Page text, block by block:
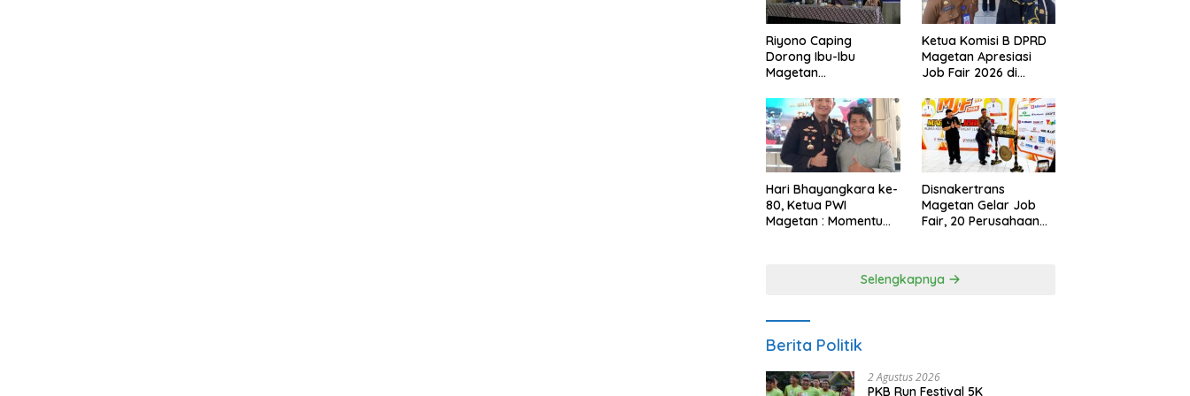
Riyono Caping
Dorong Ibu-Ibu
Magetan
Ikan, Perkuat Budaya
Gemar Makan Ikan
Ketua Komisi B DPRD
Magetan Apresiasi
Job Fair 2026 di
Anggaran
Hari Bhayangkara ke-
80, Ketua PWI
Magetan : Momentum
Disnakertrans
Magetan Gelar Job
Fair, 20 Perusahaan
Selengkapnya
Berita Politik
2 Agustus 2026
PKB Run Festival 5K